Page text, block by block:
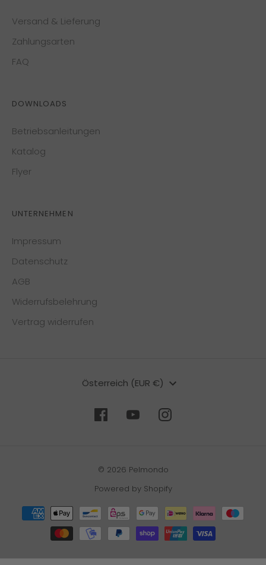
Versand & Lieferung
Zahlungsarten
FAQ
DOWNLOADS
Betriebsanleitungen
Katalog
Flyer
UNTERNEHMEN
Impressum
Datenschutz
AGB
Widerrufsbelehrung
Vertrag widerrufen
WährungÖsterreich (EUR €)
© 2026 Pelmondo
Powered by Shopify